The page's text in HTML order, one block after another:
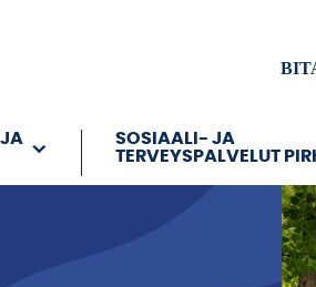
SOSIAALI- JA
TERVEYSPALVELUT